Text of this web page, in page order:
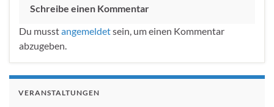
Schreibe einen Kommentar
Du musstangemeldetsein, um einen Kommentar
abzugeben.
VERANSTALTUNGEN